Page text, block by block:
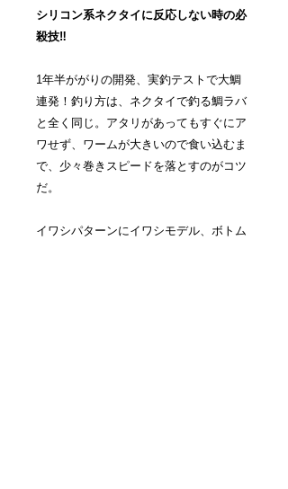
シリコン系ネクタイに反応しない時の必
殺技‼︎
1年半ががりの開発、実釣テストで大鯛
連発！ 釣り方は、ネクタイで釣る鯛ラバ
と全く同じ。アタリがあってもすぐにア
ワせず、ワームが大きいので食い込むま
で、少々巻きスピードを落とすのがコツ
だ。
イワシパターンにイワシモデル、ボトム